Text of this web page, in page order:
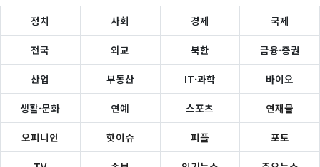
정치 사회 경제 국제
전국 외교 북한 금융·증권
산업 부동산 IT·과학 바이오
생활·문화 연예 스포츠 연재물
오피니언 핫이슈 피플 포토